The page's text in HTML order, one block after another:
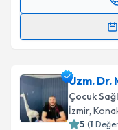
Randevu
almanız için bir
E-posta
Uzm. Dr.
Çocuk
İzmir,
5 (1